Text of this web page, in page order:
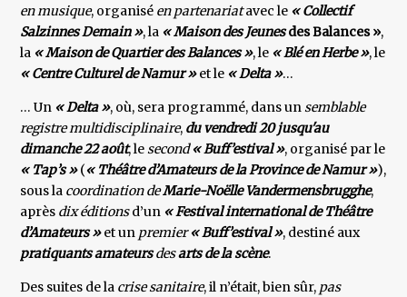
en musique, organisé en partenariatavec le « Collectif
Salzinnes Demain », la « Maison des Jeunesdes Balances »,
la « Maison de Quartier des Balances », le « Blé en Herbe », le
« Centre Culturel de Namur »et le « Delta »…
… Un « Delta », où, sera programmé, dans unsemblable
registre multidisciplinaire, du vendredi 20 jusqu'au
dimanche 22 août, lesecond« Buff’estival », organisé par le
« Tap’s »(« Théâtre d’Amateurs de la Province deNamur »),
sous la coordination deMarie-Noëlle Vandermensbrugghe,
après dix éditionsd’un « Festival international de Théâtre
d’Amateurs »et un premier« Buff’estival », destiné aux
pratiquants amateursdesarts de la scène.
Des suites de la crise sanitaire, il n’était, bien sûr, pas